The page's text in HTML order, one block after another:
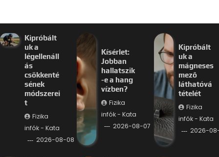
Kipróbált
uk a
légellenáll
ás
csökkenté
sének
módszerei
t
Fizika
infók - Kata
2026-08-08
Kísérlet:
Jobban
hallatszik
-e a hang
vízben?
Fizika
infók - Kata
2026-08-07
Kipróbált
uk a
mágneses
mező
láthatóvá
tételét
Fizika
infók - Kata
2026-